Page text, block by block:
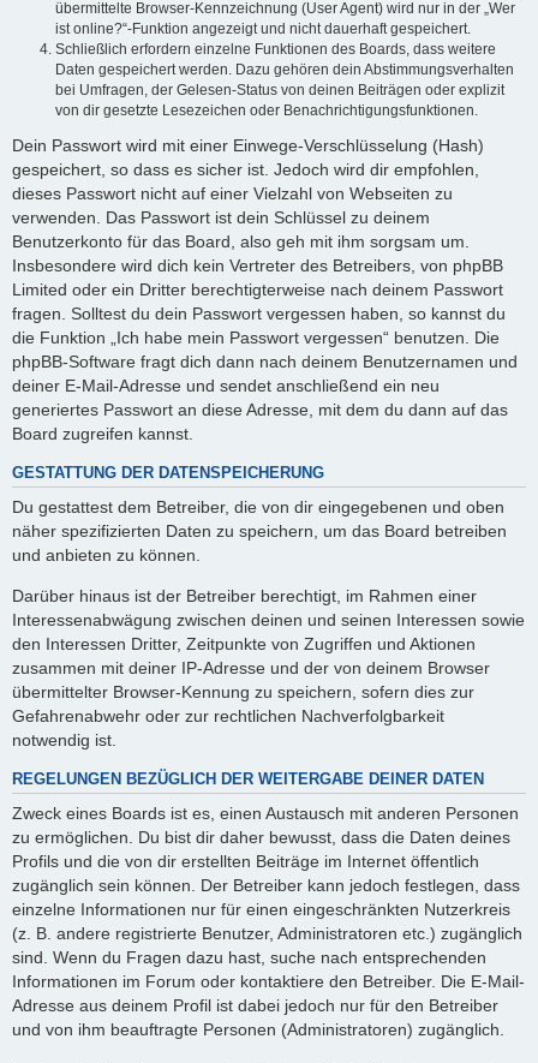
übermittelte Browser-Kennzeichnung (User Agent) wird nur in der „Wer
ist online?“-Funktion angezeigt und nicht dauerhaft gespeichert.
Schließlich erfordern einzelne Funktionen des Boards, dass weitere
Daten gespeichert werden. Dazu gehören dein Abstimmungsverhalten
bei Umfragen, der Gelesen-Status von deinen Beiträgen oder explizit
von dir gesetzte Lesezeichen oder Benachrichtigungsfunktionen.
Dein Passwort wird mit einer Einwege-Verschlüsselung (Hash)
gespeichert, so dass es sicher ist. Jedoch wird dir empfohlen,
dieses Passwort nicht auf einer Vielzahl von Webseiten zu
verwenden. Das Passwort ist dein Schlüssel zu deinem
Benutzerkonto für das Board, also geh mit ihm sorgsam um.
Insbesondere wird dich kein Vertreter des Betreibers, von phpBB
Limited oder ein Dritter berechtigterweise nach deinem Passwort
fragen. Solltest du dein Passwort vergessen haben, so kannst du
die Funktion „Ich habe mein Passwort vergessen“ benutzen. Die
phpBB-Software fragt dich dann nach deinem Benutzernamen und
deiner E-Mail-Adresse und sendet anschließend ein neu
generiertes Passwort an diese Adresse, mit dem du dann auf das
Board zugreifen kannst.
GESTATTUNG DER DATENSPEICHERUNG
Du gestattest dem Betreiber, die von dir eingegebenen und oben
näher spezifizierten Daten zu speichern, um das Board betreiben
und anbieten zu können.
Darüber hinaus ist der Betreiber berechtigt, im Rahmen einer
Interessenabwägung zwischen deinen und seinen Interessen sowie
den Interessen Dritter, Zeitpunkte von Zugriffen und Aktionen
zusammen mit deiner IP-Adresse und der von deinem Browser
übermittelter Browser-Kennung zu speichern, sofern dies zur
Gefahrenabwehr oder zur rechtlichen Nachverfolgbarkeit
notwendig ist.
REGELUNGEN BEZÜGLICH DER WEITERGABE DEINER DATEN
Zweck eines Boards ist es, einen Austausch mit anderen Personen
zu ermöglichen. Du bist dir daher bewusst, dass die Daten deines
Profils und die von dir erstellten Beiträge im Internet öffentlich
zugänglich sein können. Der Betreiber kann jedoch festlegen, dass
einzelne Informationen nur für einen eingeschränkten Nutzerkreis
(z. B. andere registrierte Benutzer, Administratoren etc.) zugänglich
sind. Wenn du Fragen dazu hast, suche nach entsprechenden
Informationen im Forum oder kontaktiere den Betreiber. Die E-Mail-
Adresse aus deinem Profil ist dabei jedoch nur für den Betreiber
und von ihm beauftragte Personen (Administratoren) zugänglich.